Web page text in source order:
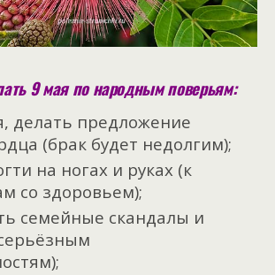
9 мая по народным поверьям:
делать предложение
(брак будет недолгим);
на ногах и руках (к
со здоровьем);
семейные скандалы и